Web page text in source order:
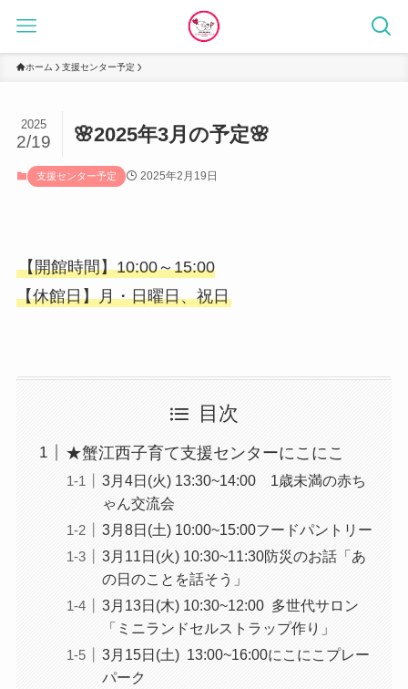
ホーム 支援センター予定
🌸2025年3月の予定🌸
2025
2/19
支援センター予定 2025年2月19日
【開館時間】10:00～15:00
【休館日】月・日曜日、祝日
目次
★蟹江西子育て支援センターにこにこ
3月4日(火) 13:30~14:00 1歳未満の赤ち
ゃん交流会
3月8日(土) 10:00~15:00フードパントリー
3月11日(火) 10:30~11:30防災のお話「あ
の日のことを話そう」
3月13日(木) 10:30~12:00 多世代サロン
「ミニランドセルストラップ作り」
3月15日(土) 13:00~16:00にこにこプレー
パーク